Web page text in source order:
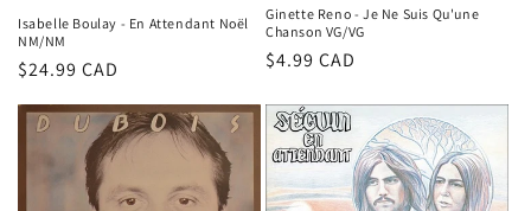
Isabelle Boulay - En Attendant Noël
NM/NM
Prix
$24.99 CAD
Ginette Reno - Je Ne Suis Qu'une
Chanson VG/VG
Prix
$4.99 CAD